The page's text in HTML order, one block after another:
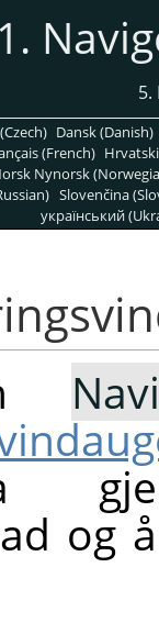
5.
Dansk (Danish)
(French)
Nynorsk
Slovenčina
український
og